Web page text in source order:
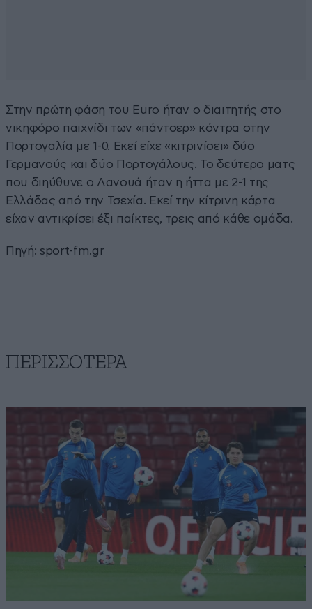
Στην πρώτη φάση του Euro ήταν ο διαιτητής στο
νικηφόρο παιχνίδι των «πάντσερ» κόντρα στην
Πορτογαλία με 1-0. Εκεί είχε «κιτρινίσει» δύο
Γερμανούς και δύο Πορτογάλους. Το δεύτερο ματς
που διηύθυνε ο Λανουά ήταν η ήττα με 2-1 της
Ελλάδας από την Τσεχία. Εκεί την κίτρινη κάρτα
είχαν αντικρίσει έξι παίκτες, τρεις από κάθε ομάδα.
Πηγή: sport-fm.gr
ΠΕΡΙΣΣΟΤΕΡΑ